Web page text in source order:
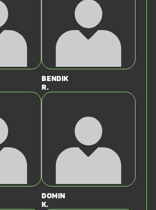
Bendik
R.
Domin
K.